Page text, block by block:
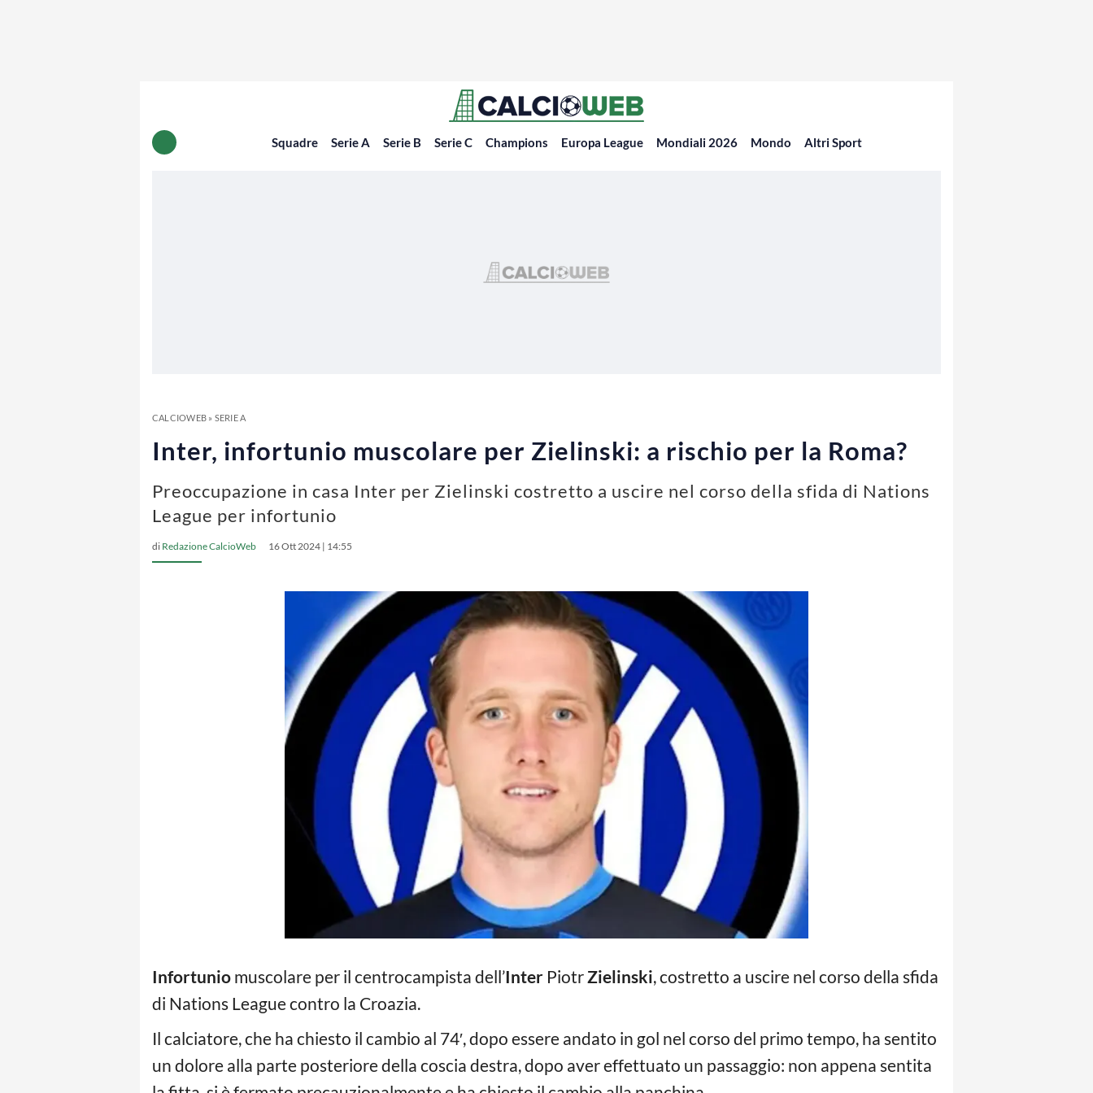
Squadre Serie A Serie B Serie C Champions Europa League Mondiali 2026 Mondo Altri Sport
CALCIOWEB» SERIE A
Inter, infortunio muscolare per Zielinski: a rischio per la Roma?
Preoccupazione in casa Inter per Zielinski costretto a uscire nel corso della sfida di Nations
League per infortunio
di Redazione CalcioWeb 16 Ott 2024 | 14:55
Infortunio muscolare per il centrocampista dell’Inter PiotrZielinski, costretto a uscire nel corso della sfida
di Nations League contro la Croazia.
Il calciatore, che ha chiesto il cambio al 74′, dopo essere andato in gol nel corso del primo tempo, ha sentito
un dolore alla parte posteriore della coscia destra, dopo aver effettuato un passaggio: non appena sentita